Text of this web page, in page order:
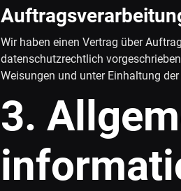
Wir haben einen Vertrag über
datenschutzrechtlich
Weisungen und unter Einhaltung der
3.